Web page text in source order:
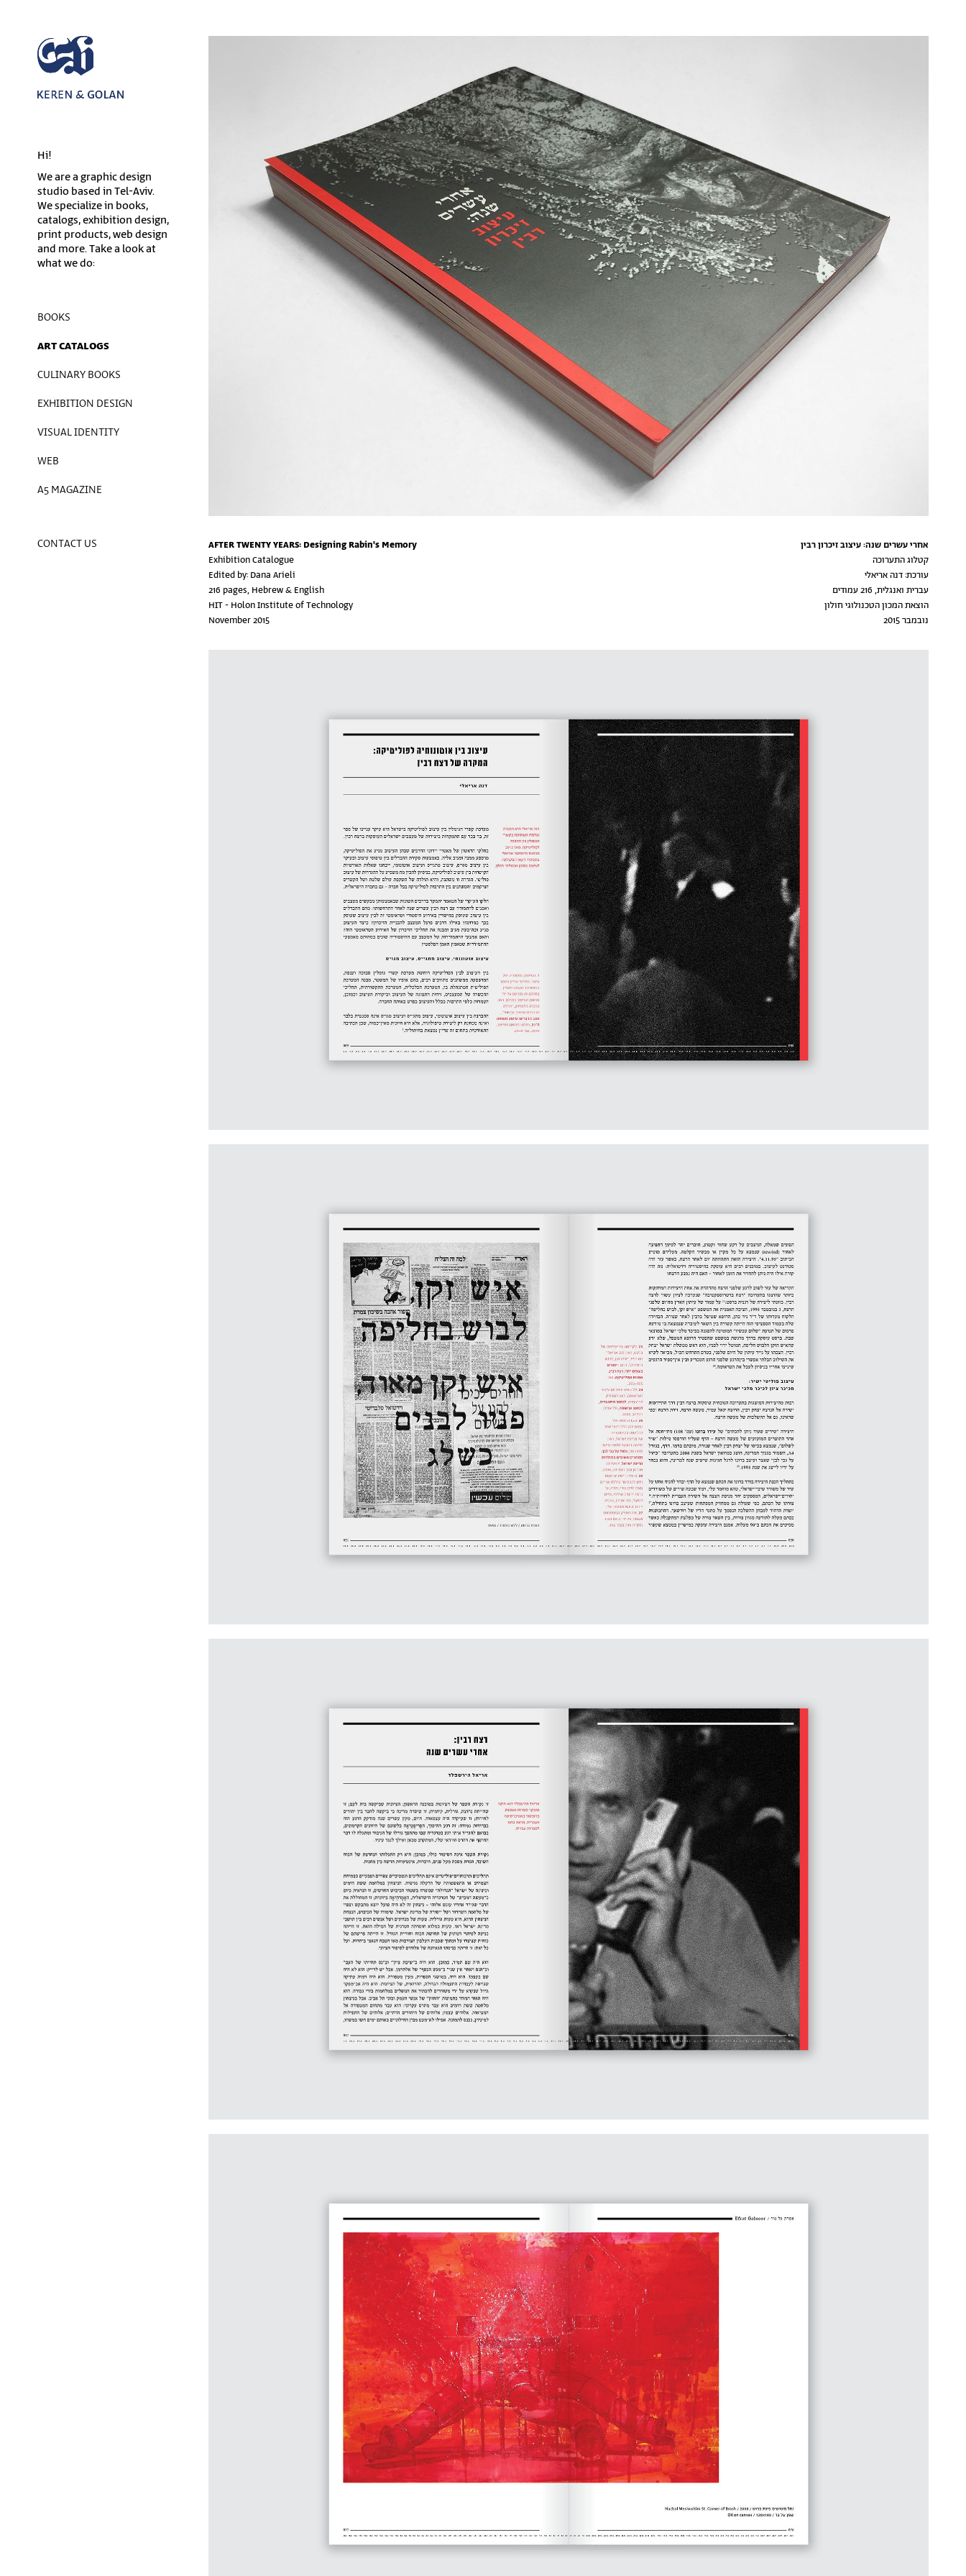
Hi!
We are a graphic design
studio based in Tel-Aviv.
We specialize in books,
catalogs, exhibition design,
print products, web design
and more. Take a look at
what we do:
BOOKS
ART CATALOGS
CULINARY BOOKS
EXHIBITION DESIGN
VISUAL IDENTITY
WEB
A5 MAGAZINE
CONTACT US
AFTER TWENTY YEARS: Designing Rabin's Memory
Exhibition Catalogue
Edited by: Dana Arieli
216 pages, Hebrew & English
HIT - Holon Institute of Technology
November 2015
אחרי עשרים שנה: עיצוב זיכרון רבין
קטלוג התערוכה
עורכת: דנה אריאלי
עברית ואנגלית, 216 עמודים
הוצאת המכון הטכנולוגי חולון
נובמבר 2015